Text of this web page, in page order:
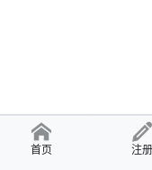
首页 注册